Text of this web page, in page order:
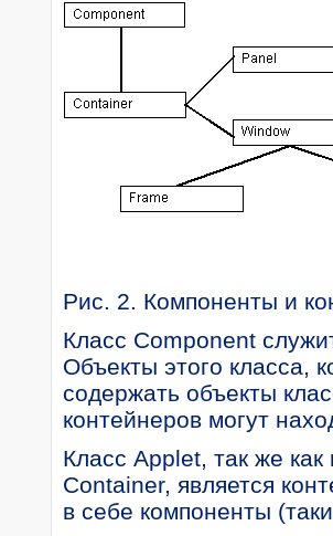
Рис. 2. Компоненты и
Класс Component
Объекты этого класса,
содержать объекты
контейнеров могут
Класс Applet, так же
Container, является
в себе компоненты